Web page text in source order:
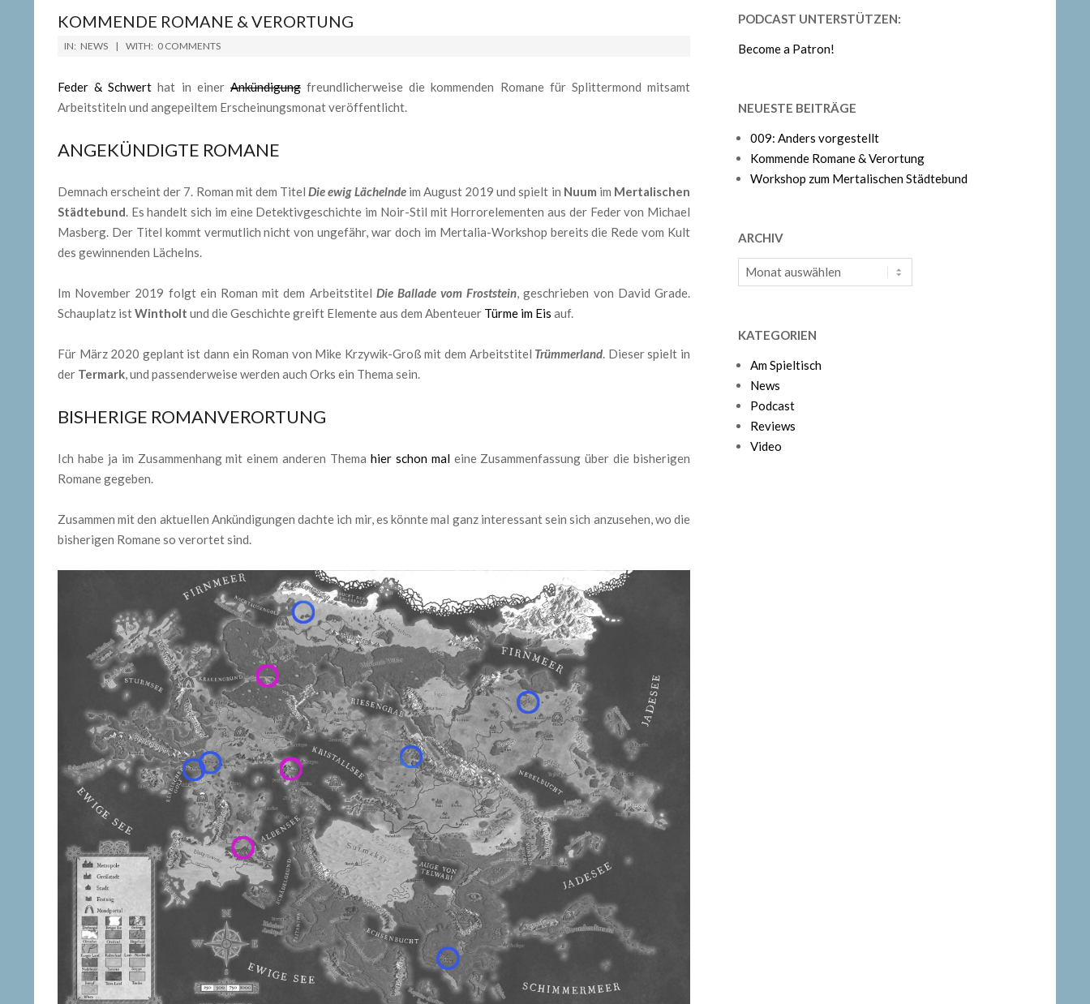
KOMMENDE ROMANE & VERORTUNG
2019-
20
IN: NEWS WITH: 0 COMMENTS
Feder & Schwert hat in einer Ankündigungfreundlicherweise die kommenden Romane für Splittermond mitsamt
Arbeitstiteln und angepeiltem Erscheinungsmonat veröffentlicht.
ANGEKÜNDIGTE ROMANE
Demnach erscheint der 7. Roman mit dem TitelDie ewig Lächelndeim August 2019 und spielt in Nuum im Mertalischen
Städtebund. Es handelt sich im eine Detektivgeschichte im Noir-Stil mit Horrorelementen aus der Feder von Michael
Masberg. Der Titel kommt vermutlich nicht von ungefähr, war doch im Mertalia-Workshop bereits die Rede vom Kult
des gewinnenden Lächelns.
Im November 2019 folgt ein Roman mit dem Arbeitstitel Die Ballade vom Froststein, geschrieben von David Grade.
Schauplatz istWintholt und die Geschichte greift Elemente aus dem Abenteuer Türme im Eis auf.
Für März 2020 geplant ist dann ein Roman von Mike Krzywik-Groß mit dem Arbeitstitel Trümmerland. Dieser spielt in
der Termark, und passenderweise werden auch Orks ein Thema sein.
BISHERIGE ROMANVERORTUNG
Ich habe ja im Zusammenhang mit einem anderen Thema hier schon maleine Zusammenfassung über die bisherigen
Romane gegeben.
Zusammen mit den aktuellen Ankündigungen dachte ich mir, es könnte mal ganz interessant sein sich anzusehen, wo die
bisherigen Romane so verortet sind.
PODCAST UNTERSTÜTZEN:
Become a Patron!
NEUESTE BEITRÄGE
009: Anders vorgestellt
Kommende Romane & Verortung
Workshop zum Mertalischen Städtebund
ARCHIV
Archiv
KATEGORIEN
Am Spieltisch
News
Podcast
Reviews
Video